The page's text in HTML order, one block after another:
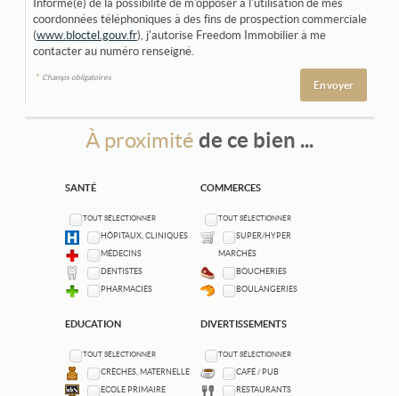
Informé(e) de la possibilité de m'opposer à l'utilisation de mes
coordonnées téléphoniques à des fins de prospection commerciale
(www.bloctel.gouv.fr), j'autorise Freedom Immobilier à me
contacter au numéro renseigné.
* Champs obligatoires
À proximité de ce bien ...
SANTÉ
TOUT SÉLECTIONNER
HÔPITAUX, CLINIQUES
MÉDECINS
DENTISTES
PHARMACIES
COMMERCES
TOUT SÉLECTIONNER
SUPER/HYPER
MARCHÉS
BOUCHERIES
BOULANGERIES
EDUCATION
TOUT SÉLECTIONNER
CRÈCHES, MATERNELLE
ECOLE PRIMAIRE
DIVERTISSEMENTS
TOUT SÉLECTIONNER
CAFÉ / PUB
RESTAURANTS